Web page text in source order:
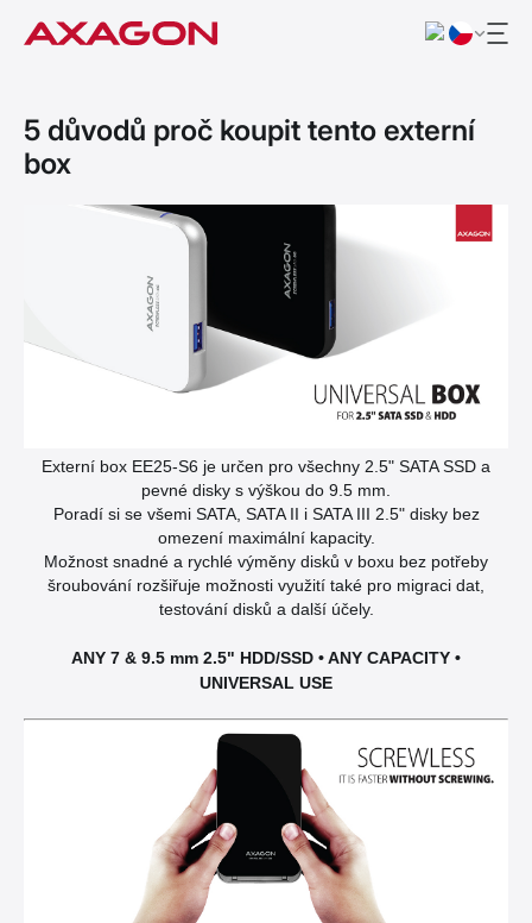
5 důvodů proč koupit tento externí
box
Externí box EE25-S6 je určen pro všechny 2.5" SATA SSD a
pevné disky s výškou do 9.5 mm.
Poradí si se všemi SATA, SATA II i SATA III 2.5" disky bez
omezení maximální kapacity.
Možnost snadné a rychlé výměny disků v boxu bez potřeby
šroubování rozšiřuje možnosti využití také pro migraci dat,
testování disků a další účely.
ANY 7 & 9.5 mm 2.5" HDD/SSD • ANY CAPACITY •
UNIVERSAL USE